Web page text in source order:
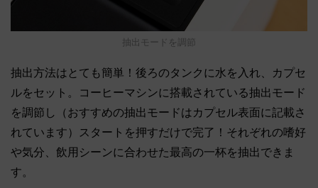
抽出モードを調節
抽出方法はとても簡単！後ろのタンクに水を入れ、カプセ
ルをセット。コーヒーマシンに搭載されている抽出モード
を調節し（おすすめの抽出モードはカプセル表面に記載さ
れています）スタートを押すだけで完了！それぞれの嗜好
や気分、飲用シーンに合わせた最高の一杯を抽出できま
す。